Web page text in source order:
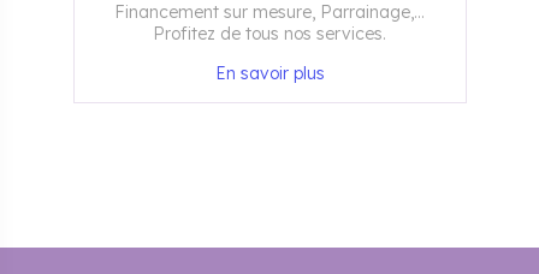
Financement sur mesure, Parrainage,...
Profitez de tous nos services.
En savoir plus